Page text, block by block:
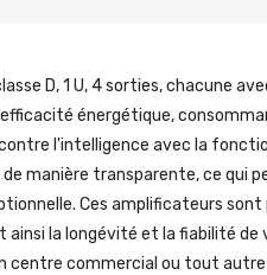
D, 1 U, 4 sorties, chacune
énergétique,
l'intelligence avec la
manière transparente, ce qui
Ces amplificateurs
la longévité et la fiabilité
centre commercial ou tout